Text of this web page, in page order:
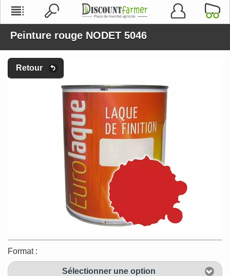
Peinture rouge NODET 5046
Retour
Format :
Sélectionner une option